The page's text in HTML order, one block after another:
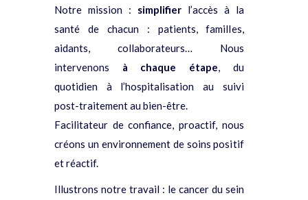
Notre mission : simplifierl’accès à la
santé de chacun : patients, familles,
aidants, collaborateurs… Nous
intervenons à chaque étape, du
quotidien à l’hospitalisation au suivi
post-traitement au bien-être.
Facilitateur de confiance, proactif, nous
créons un environnement de soins positif
et réactif.
Illustrons notre travail : le cancer du sein